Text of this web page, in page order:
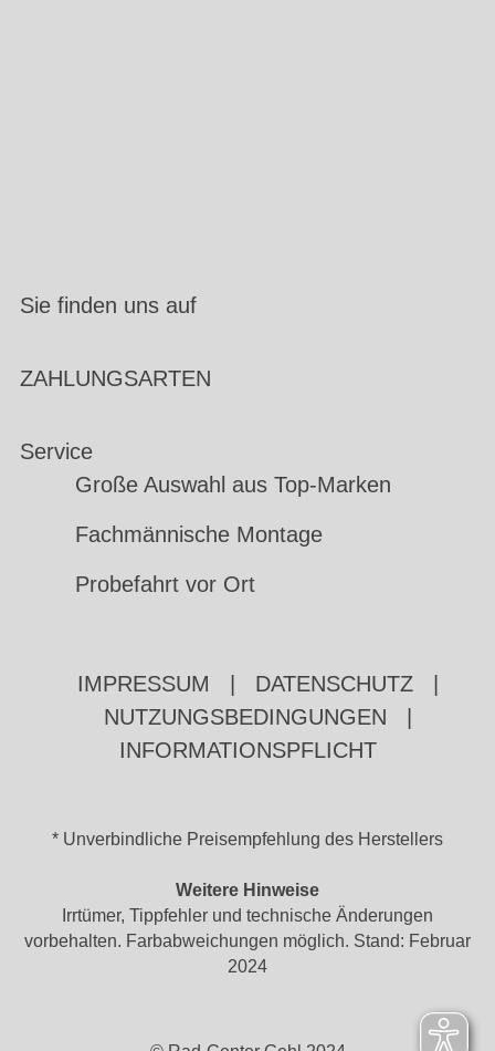
Sie finden uns auf
ZAHLUNGSARTEN
Service
Große Auswahl aus Top-Marken
Fachmännische Montage
Probefahrt vor Ort
IMPRESSUM DATENSCHUTZ
NUTZUNGSBEDINGUNGEN
INFORMATIONSPFLICHT
* Unverbindliche Preisempfehlung des Herstellers
Weitere Hinweise
Irrtümer, Tippfehler und technische Änderungen
vorbehalten. Farbabweichungen möglich. Stand: Februar
2024